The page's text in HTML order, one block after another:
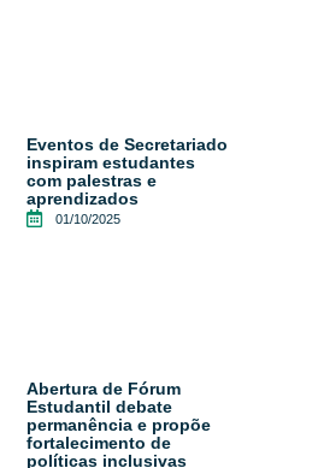
Eventos de Secretariado
inspiram estudantes
com palestras e
aprendizados
01/10/2025
Abertura de Fórum
Estudantil debate
permanência e propõe
fortalecimento de
políticas inclusivas